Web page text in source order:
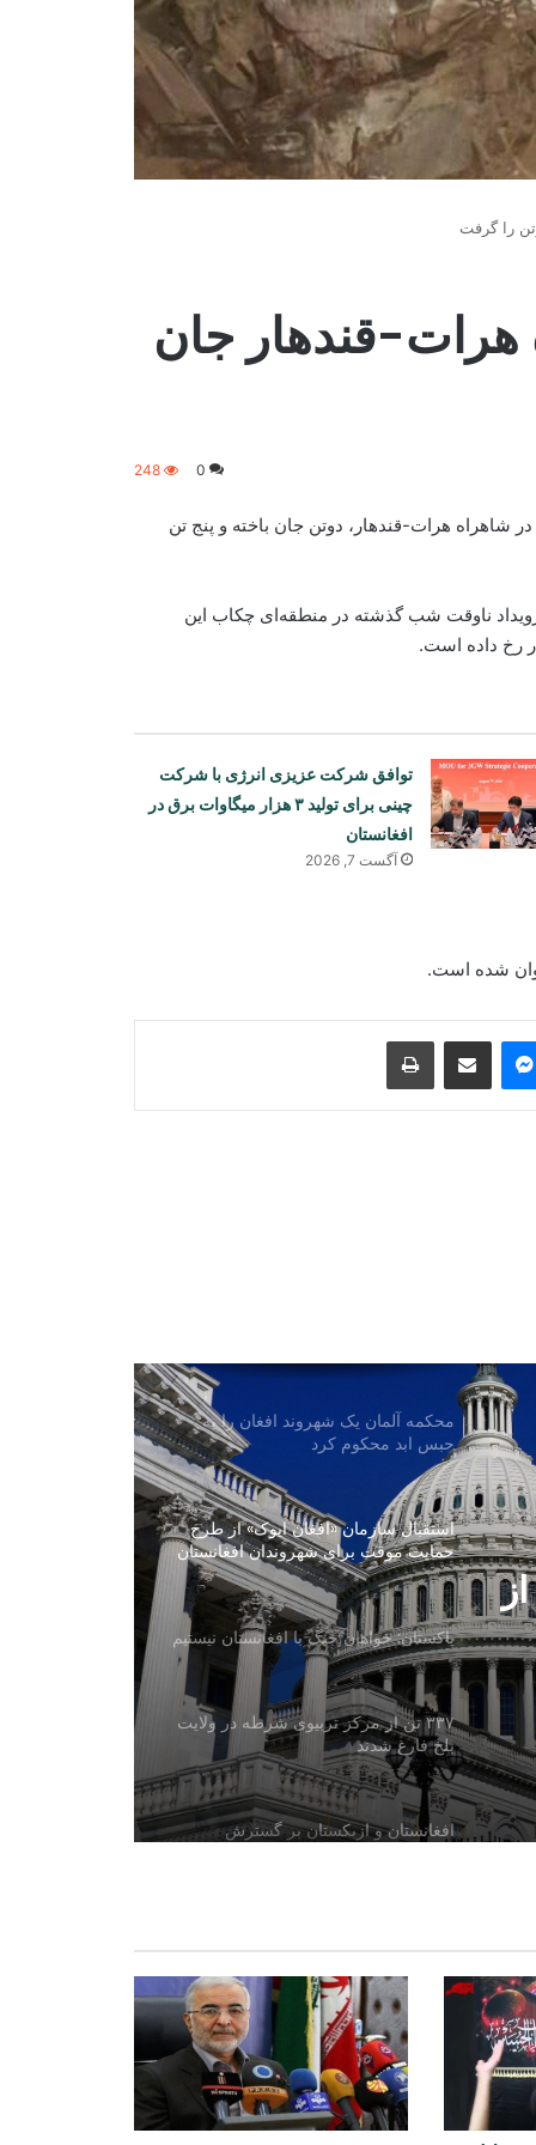
را گرفت
هرات-قندهار جان
0
248
شاهراه هرات-قندهار، دوتن جان باخته و پنج تن
ناوقت شب گذشته در منطقه‌ای چکاب این
توافق شرکت عزیزی انرژی با شرکت
چینی برای تولید ۳ هزار میگاوات برق در
افغانستان
آگست 7, 2026
شده است.
Messenger
Share via Email
Print
گفت‌وگوی مقام‌های افغانستان و ایران
درباره گسترش همکاری‌های اقتصادی و
محکمه آلمان یک شهروند افغان را به
حبس ابد محکوم کرد
استقبال سازمان «افغان ایوک» از طرح
حمایت موقت برای شهروندان افغانستان
در امریکا
پاکستان: خواهان جنگ با افغانستان نیستیم
۳۳۷ تن از مرکز تربیوی شرطه در ولایت
بلخ فارغ شدند
افغانستان و ازبکستان بر گسترش
گزارش شهری: | تولید روزانه بیش از ۴۰
هزار خشت در یکی از کوره‌های ولسوالی
فیروز نخچیر سمنگان